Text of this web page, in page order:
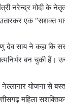
नरेन्द्र मोदी के
एक “सशक्त
देव साय ने कहा कि
बन चुकी हैं।
नेल्लानार योजना से
महिला